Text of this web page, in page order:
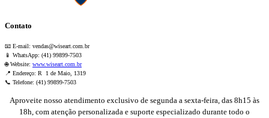
Contato
📧 E-mail: vendas@wiseart.com.br
📱 WhatsApp: (41) 99899-7503
🌐 Website: www.wiseart.com.br
📍 Endereço: R 1 de Maio, 1319
📞 Telefone: (41) 99899-7503
Aproveite nosso atendimento exclusivo de segunda a sexta-feira, das 8h15 às
18h, com atenção personalizada e suporte especializado durante todo o